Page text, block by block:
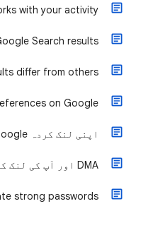
with your activity
Search results
differ from others
on Google
اپنی لنک کردہ Google سروسز کا نظم کریں
DMA اور آپ کی لنک کردہ سروسز کے بارے میں
strong passwords